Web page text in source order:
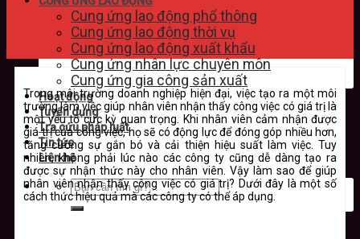
Cung ứng lao động phổ thông
Cung ứng lao động thời vụ
Cung ứng lao động xuất khẩu
Cung ứng nhân lực chuyên môn
Cung ứng gia công sản xuất
Hoạt động
Tuyển dụng
Tra cứu pháp luật
Tin tức
Liên hệ
Trong môi trường doanh nghiệp hiện đại, việc tạo ra một môi
trường làm việc giúp nhân viên nhận thấy công việc có giá trị là
một yếu tố cực kỳ quan trọng. Khi nhân viên cảm nhận được
giá trị của công việc, họ sẽ có động lực để đóng góp nhiều hơn,
tăng cường sự gắn bó và cải thiện hiệu suất làm việc. Tuy
nhiên, không phải lúc nào các công ty cũng dễ dàng tạo ra
được sự nhận thức này cho nhân viên. Vậy làm sao để giúp
nhân viên nhận thấy công việc có giá trị? Dưới đây là một số
cách thức hiệu quả mà các công ty có thể áp dụng.